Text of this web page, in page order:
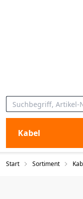
Kabel
Start Sortiment